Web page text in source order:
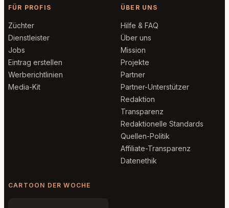
FÜR PROFIS
Züchter
Dienstleister
Jobs
Eintrag erstellen
Werberichtlinien
Media-Kit
ÜBER UNS
Hilfe & FAQ
Über uns
Mission
Projekte
Partner
Partner-Unterstützer
Redaktion
Transparenz
Redaktionelle Standards
Quellen-Politik
Affiliate-Transparenz
Datenethik
CARTOON DER WOCHE